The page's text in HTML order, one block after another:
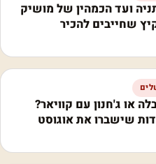
ועד הכמהין של מושיק
שחייבים להכיר
או ג'חנון עם קוויאר?
שישברו את אוגוסט